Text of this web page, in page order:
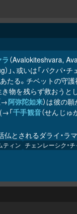
（Avalokiteshvara,
、或いは「パクパ・
あたる。チベットの
物を残らず救おう
→阿弥陀如来）は彼の
「千手観音（せんじ
とされるダライ・
ティン チェンレーシク・